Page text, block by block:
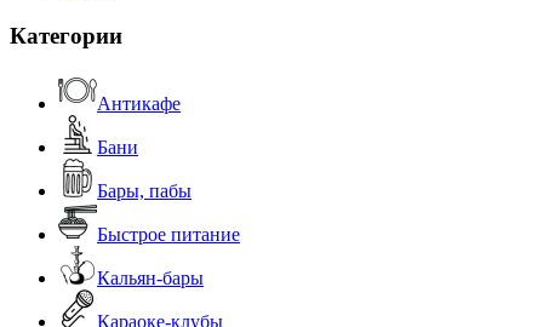
Категории
Антикафе
Бани
Бары, пабы
Быстрое питание
Кальян-бары
Караоке-клубы